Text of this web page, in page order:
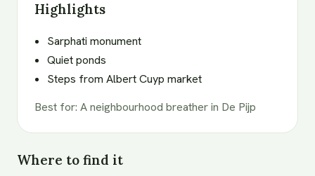
Highlights
Sarphati monument
Quiet ponds
Steps from Albert Cuyp market
Best for: A neighbourhood breather in De Pijp
Where to find it